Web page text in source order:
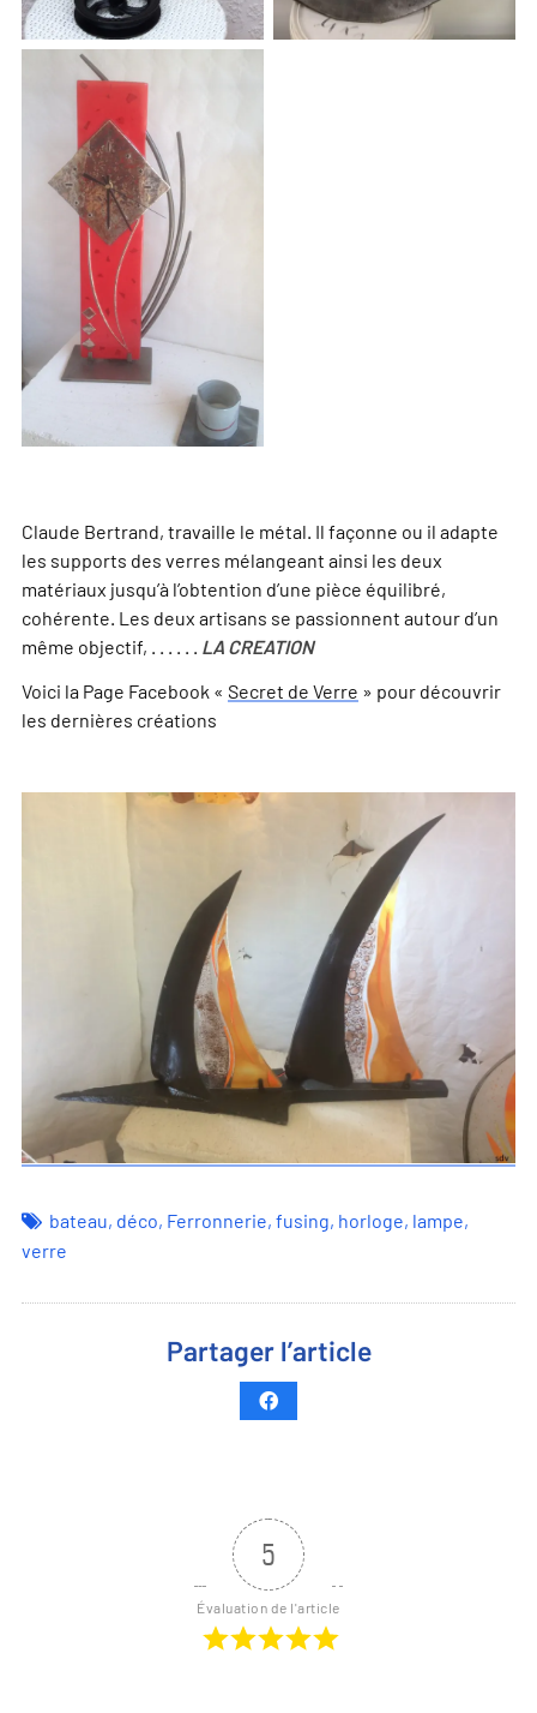
Claude Bertrand, travaille le métal. Il façonne ou il adapte
les supports des verres mélangeant ainsi les deux
matériaux jusqu’à l’obtention d’une pièce équilibré,
cohérente. Les deux artisans se passionnent autour d’un
même objectif, . . . . . . LA CREATION
Voici la Page Facebook « Secret de Verre » pour découvrir
les dernières créations
bateau, déco, Ferronnerie,fusing, horloge, lampe,
verre
Partager l’article
5
Évaluation de l'article